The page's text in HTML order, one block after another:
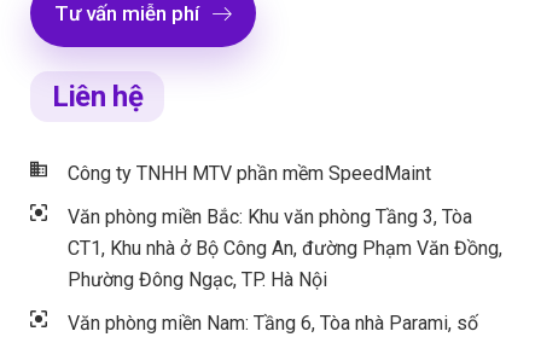
Tư vấn miễn phí
Liên hệ
Công ty TNHH MTV phần mềm SpeedMaint
Văn phòng miền Bắc: Khu văn phòng Tầng 3, Tòa
CT1, Khu nhà ở Bộ Công An, đường Phạm Văn Đồng,
Phường Đông Ngạc, TP. Hà Nội
Văn phòng miền Nam: Tầng 6, Tòa nhà Parami, số